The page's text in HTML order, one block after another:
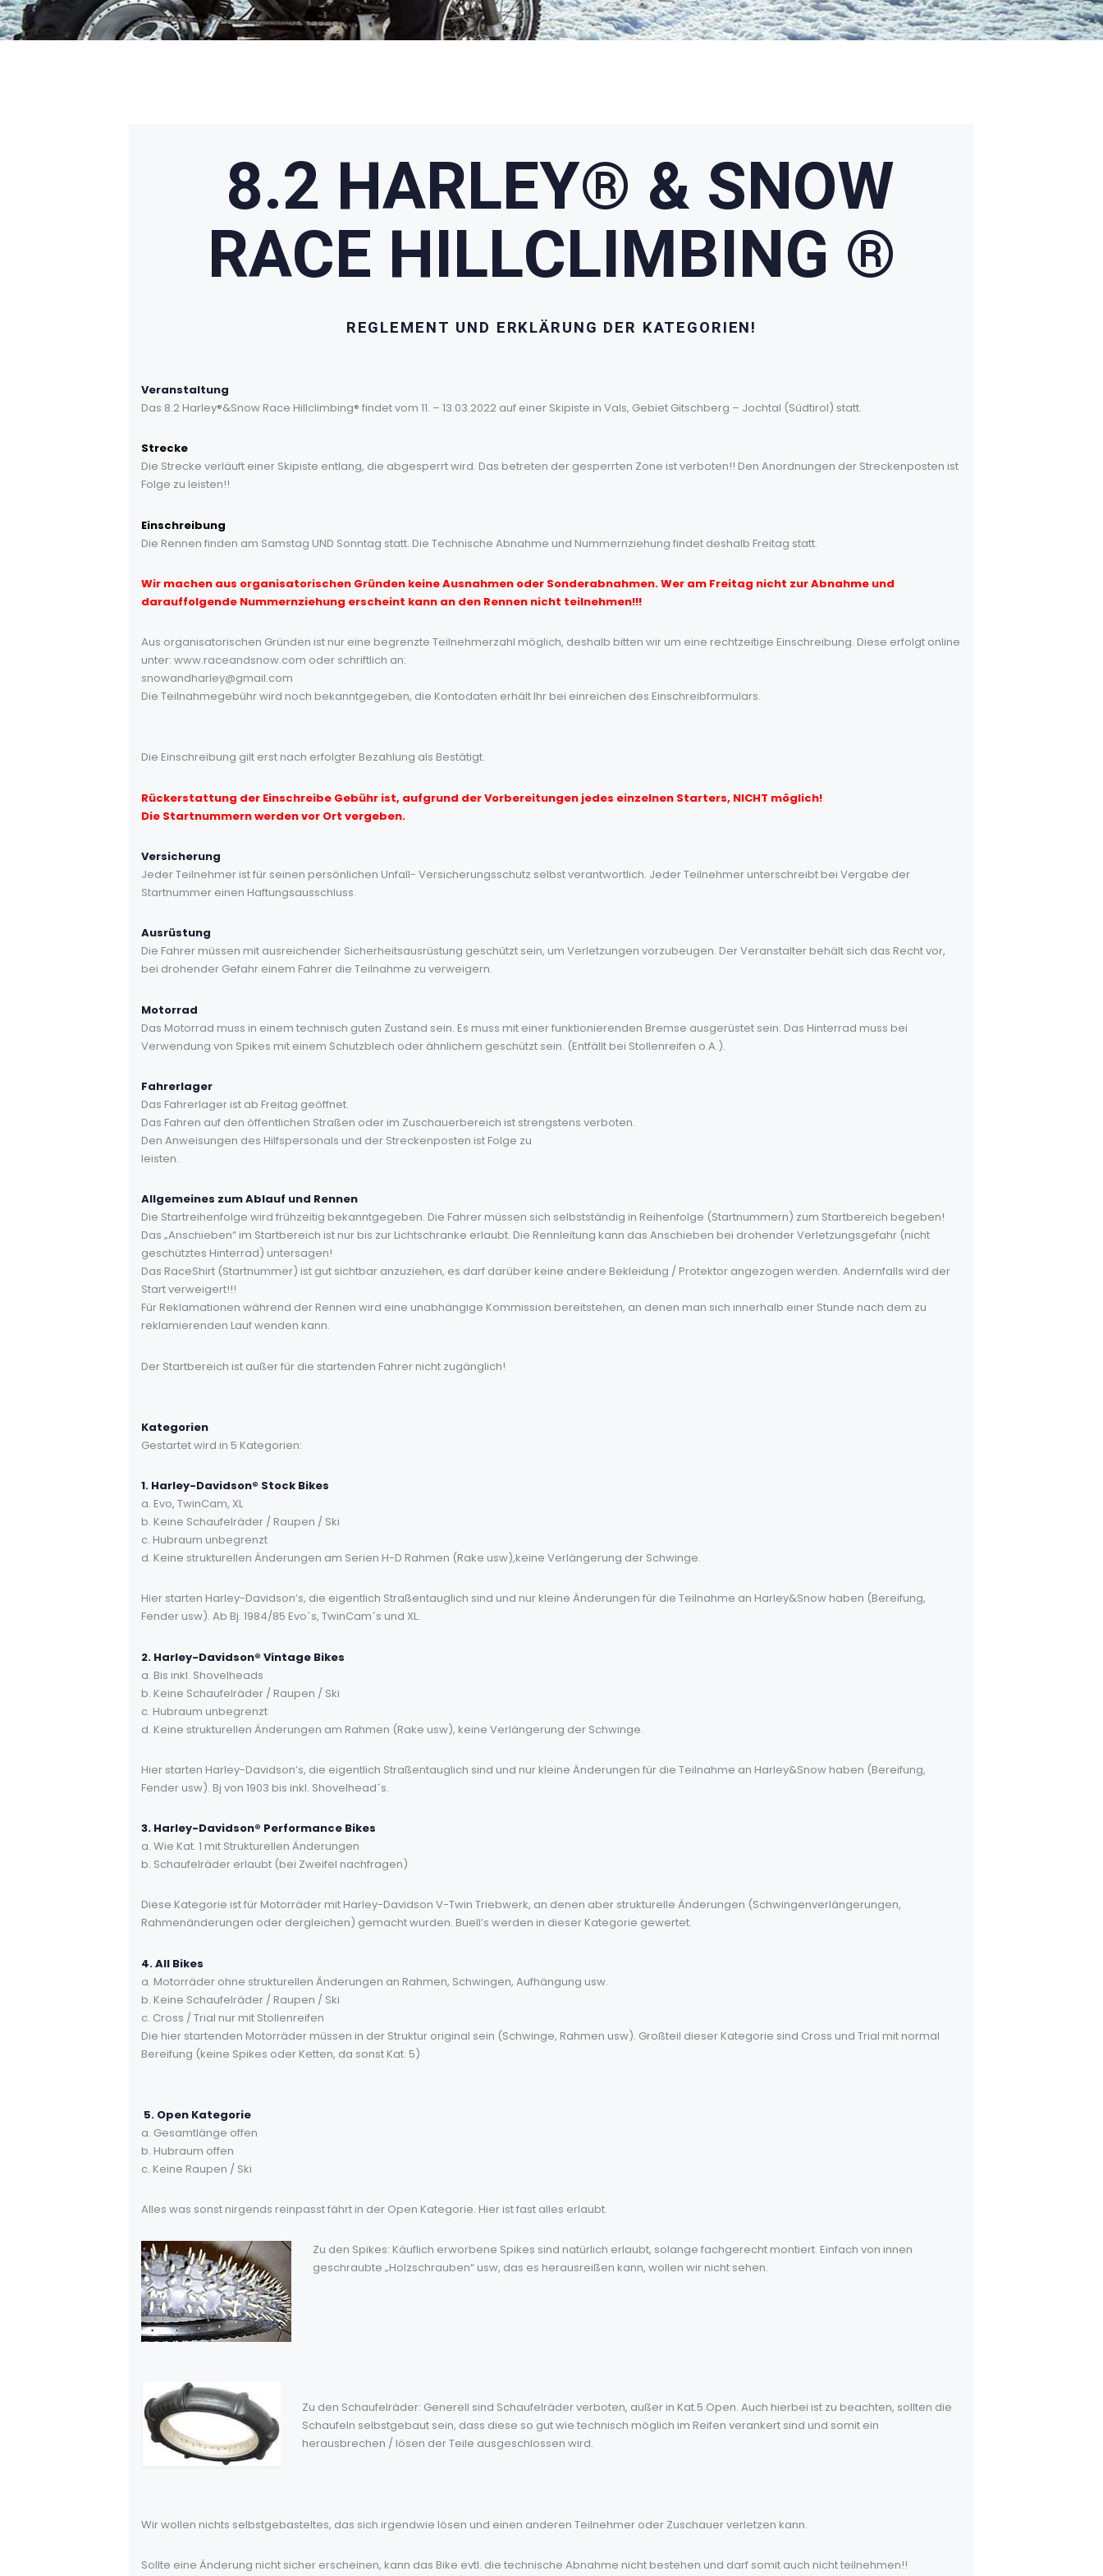
8.2 HARLEY® & SNOW
RACE HILLCLIMBING ®
REGLEMENT UND ERKLÄRUNG DER KATEGORIEN!
Veranstaltung
Das 8.2 Harley®&Snow Race Hillclimbing® findet vom 11. – 13.03.2022 auf einer Skipiste in Vals, Gebiet Gitschberg – Jochtal (Südtirol) statt.
Strecke
Die Strecke verläuft einer Skipiste entlang, die abgesperrt wird. Das betreten der gesperrten Zone ist verboten!! Den Anordnungen der Streckenposten ist
Folge zu leisten!!
Einschreibung
Die Rennen finden am Samstag UND Sonntag statt. Die Technische Abnahme und Nummernziehung findet deshalb Freitag statt.
Wir machen aus organisatorischen Gründen keine Ausnahmen oder Sonderabnahmen. Wer am Freitag nicht zur Abnahme und
darauffolgende Nummernziehung erscheint kann an den Rennen nicht teilnehmen!!!
Aus organisatorischen Gründen ist nur eine begrenzte Teilnehmerzahl möglich, deshalb bitten wir um eine rechtzeitige Einschreibung. Diese erfolgt online
unter: www.raceandsnow.com oder schriftlich an:
snowandharley@gmail.com
Die Teilnahmegebühr wird noch bekanntgegeben, die Kontodaten erhält Ihr bei einreichen des Einschreibformulars.
Die Einschreibung gilt erst nach erfolgter Bezahlung als Bestätigt.
Rückerstattung der Einschreibe Gebühr ist, aufgrund der Vorbereitungen jedes einzelnen Starters, NICHT möglich!
Die Startnummern werden vor Ort vergeben.
Versicherung
Jeder Teilnehmer ist für seinen persönlichen Unfall- Versicherungsschutz selbst verantwortlich. Jeder Teilnehmer unterschreibt bei Vergabe der
Startnummer einen Haftungsausschluss.
Ausrüstung
Die Fahrer müssen mit ausreichender Sicherheitsausrüstung geschützt sein, um Verletzungen vorzubeugen. Der Veranstalter behält sich das Recht vor,
bei drohender Gefahr einem Fahrer die Teilnahme zu verweigern.
Motorrad
Das Motorrad muss in einem technisch guten Zustand sein. Es muss mit einer funktionierenden Bremse ausgerüstet sein. Das Hinterrad muss bei
Verwendung von Spikes mit einem Schutzblech oder ähnlichem geschützt sein. (Entfällt bei Stollenreifen o.A.).
Fahrerlager
Das Fahrerlager ist ab Freitag geöffnet.
Das Fahren auf den öffentlichen Straßen oder im Zuschauerbereich ist strengstens verboten.
Den Anweisungen des Hilfspersonals und der Streckenposten ist Folge zu
leisten.
Allgemeines zum Ablauf und Rennen
Die Startreihenfolge wird frühzeitig bekanntgegeben. Die Fahrer müssen sich selbstständig in Reihenfolge (Startnummern) zum Startbereich begeben!
Das „Anschieben“ im Startbereich ist nur bis zur Lichtschranke erlaubt. Die Rennleitung kann das Anschieben bei drohender Verletzungsgefahr (nicht
geschütztes Hinterrad) untersagen!
Das RaceShirt (Startnummer) ist gut sichtbar anzuziehen, es darf darüber keine andere Bekleidung / Protektor angezogen werden. Andernfalls wird der
Start verweigert!!!
Für Reklamationen während der Rennen wird eine unabhängige Kommission bereitstehen, an denen man sich innerhalb einer Stunde nach dem zu
reklamierenden Lauf wenden kann.
Der Startbereich ist außer für die startenden Fahrer nicht zugänglich!
Kategorien
Gestartet wird in 5 Kategorien:
1. Harley-Davidson® Stock Bikes
a. Evo, TwinCam, XL
b. Keine Schaufelräder / Raupen / Ski
c. Hubraum unbegrenzt
d. Keine strukturellen Änderungen am Serien H-D Rahmen (Rake usw),keine Verlängerung der Schwinge.
Hier starten Harley-Davidson’s, die eigentlich Straßentauglich sind und nur kleine Änderungen für die Teilnahme an Harley&Snow haben (Bereifung,
Fender usw). Ab Bj. 1984/85 Evo´s, TwinCam´s und XL.
2. Harley-Davidson® Vintage Bikes
a. Bis inkl. Shovelheads
b. Keine Schaufelräder / Raupen / Ski
c. Hubraum unbegrenzt
d. Keine strukturellen Änderungen am Rahmen (Rake usw), keine Verlängerung der Schwinge.
Hier starten Harley-Davidson’s, die eigentlich Straßentauglich sind und nur kleine Änderungen für die Teilnahme an Harley&Snow haben (Bereifung,
Fender usw). Bj von 1903 bis inkl. Shovelhead´s.
3. Harley-Davidson® Performance Bikes
a. Wie Kat. 1 mit Strukturellen Änderungen
b. Schaufelräder erlaubt (bei Zweifel nachfragen)
Diese Kategorie ist für Motorräder mit Harley-Davidson V-Twin Triebwerk, an denen aber strukturelle Änderungen (Schwingenverlängerungen,
Rahmenänderungen oder dergleichen) gemacht wurden. Buell’s werden in dieser Kategorie gewertet.
4. All Bikes
a. Motorräder ohne strukturellen Änderungen an Rahmen, Schwingen, Aufhängung usw.
b. Keine Schaufelräder / Raupen / Ski
c. Cross / Trial nur mit Stollenreifen
Die hier startenden Motorräder müssen in der Struktur original sein (Schwinge, Rahmen usw). Großteil dieser Kategorie sind Cross und Trial mit normal
Bereifung (keine Spikes oder Ketten, da sonst Kat. 5)
5. Open Kategorie
a. Gesamtlänge offen
b. Hubraum offen
c. Keine Raupen / Ski
Alles was sonst nirgends reinpasst fährt in der Open Kategorie. Hier ist fast alles erlaubt.
Zu den Spikes: Käuflich erworbene Spikes sind natürlich erlaubt, solange fachgerecht montiert. Einfach von innen
geschraubte „Holzschrauben“ usw, das es herausreißen kann, wollen wir nicht sehen.
Zu den Schaufelräder: Generell sind Schaufelräder verboten, außer in Kat.5 Open. Auch hierbei ist zu beachten, sollten die
Schaufeln selbstgebaut sein, dass diese so gut wie technisch möglich im Reifen verankert sind und somit ein
herausbrechen / lösen der Teile ausgeschlossen wird.
Wir wollen nichts selbstgebasteltes, das sich irgendwie lösen und einen anderen Teilnehmer oder Zuschauer verletzen kann.
Sollte eine Änderung nicht sicher erscheinen, kann das Bike evtl. die technische Abnahme nicht bestehen und darf somit auch nicht teilnehmen!!